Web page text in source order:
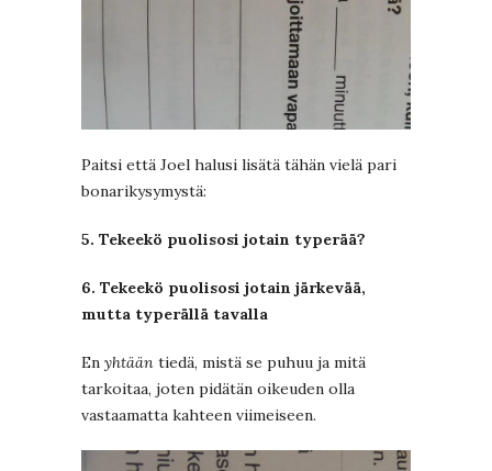
Paitsi että Joel halusi lisätä tähän vielä pari
bonarikysymystä:
5. Tekeekö puolisosi jotain typerää?
6. Tekeekö puolisosi jotain järkevää,
mutta typerällä tavalla
En yhtään tiedä, mistä se puhuu ja mitä
tarkoitaa, joten pidätän oikeuden olla
vastaamatta kahteen viimeiseen.